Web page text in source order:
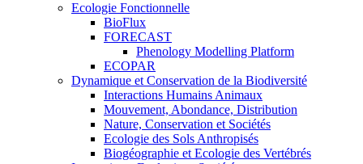
Ecologie Fonctionnelle
BioFlux
FORECAST
Phenology Modelling Platform
ECOPAR
Dynamique et Conservation de la Biodiversité
Interactions Humains Animaux
Mouvement, Abondance, Distribution
Nature, Conservation et Sociétés
Ecologie des Sols Anthropisés
Biogéographie et Ecologie des Vertébrés